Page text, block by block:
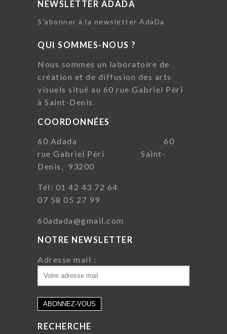
NEWSLETTER ADADA
S'abonner à la newsletter AdaDa
QUI SOMMES-NOUS ?
Nous sommes un laboratoire de
création et de diffusion des arts
visuels situé au 60 rue Gabriel Péri
à Saint-Denis.
COORDONNÉES
60 Adada 60
rue Gabriel Péri Saint-
Denis, 93200
Tél: 01 42 43 72 64
07 58 05 27 99
60adada@gmail.com
NOTRE NEWSLETTER
Adresse mail :
RECHERCHE